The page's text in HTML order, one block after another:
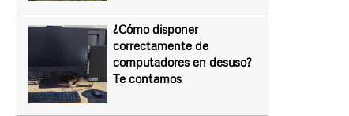
¿Cómo disponer
correctamente de
computadores en desuso?
Te contamos